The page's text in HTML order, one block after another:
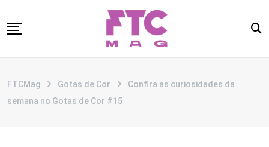
to
CATEGORIAS
FTCMag Gotas de Cor
Confira as curiosidades da
semana no Gotas de Cor #15